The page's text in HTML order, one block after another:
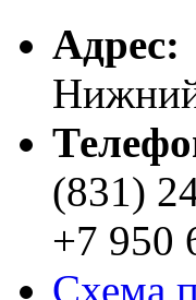
Адреc:
(831)
+7 950
Схема